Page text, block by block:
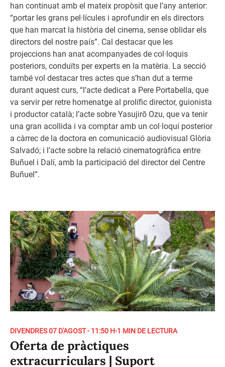
han continuat amb el mateix propòsit que l’any anterior:
“portar les grans pel·lícules i aprofundir en els directors
que han marcat la història del cinema, sense oblidar els
directors del nostre país”. Cal destacar que les
projeccions han anat acompanyades de col·loquis
posteriors, conduïts per experts en la matèria. La secció
també vol destacar tres actes que s’han dut a terme
durant aquest curs, “l’acte dedicat a Pere Portabella, que
va servir per retre homenatge al prolífic director, guionista
i productor català; l’acte sobre Yasujirō Ozu, que va tenir
una gran acollida i va comptar amb un col·loqui posterior
a càrrec de la doctora en comunicació audiovisual Glòria
Salvadó; i l’acte sobre la relació cinematogràfica entre
Buñuel i Dalí, amb la participació del director del Centre
Buñuel”.
DIVENDRES 07 D'AGOST - 11:50 H-1 MIN DE LECTURA
Oferta de pràctiques
extracurriculars | Suport